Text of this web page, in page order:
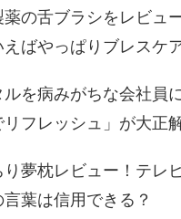
薬の舌ブラシをレビュ
えばやっぱりブレスケ
ルを病みがちな会社員
リフレッシュ」が大正
り夢枕レビュー！テレ
言葉は信用できる？